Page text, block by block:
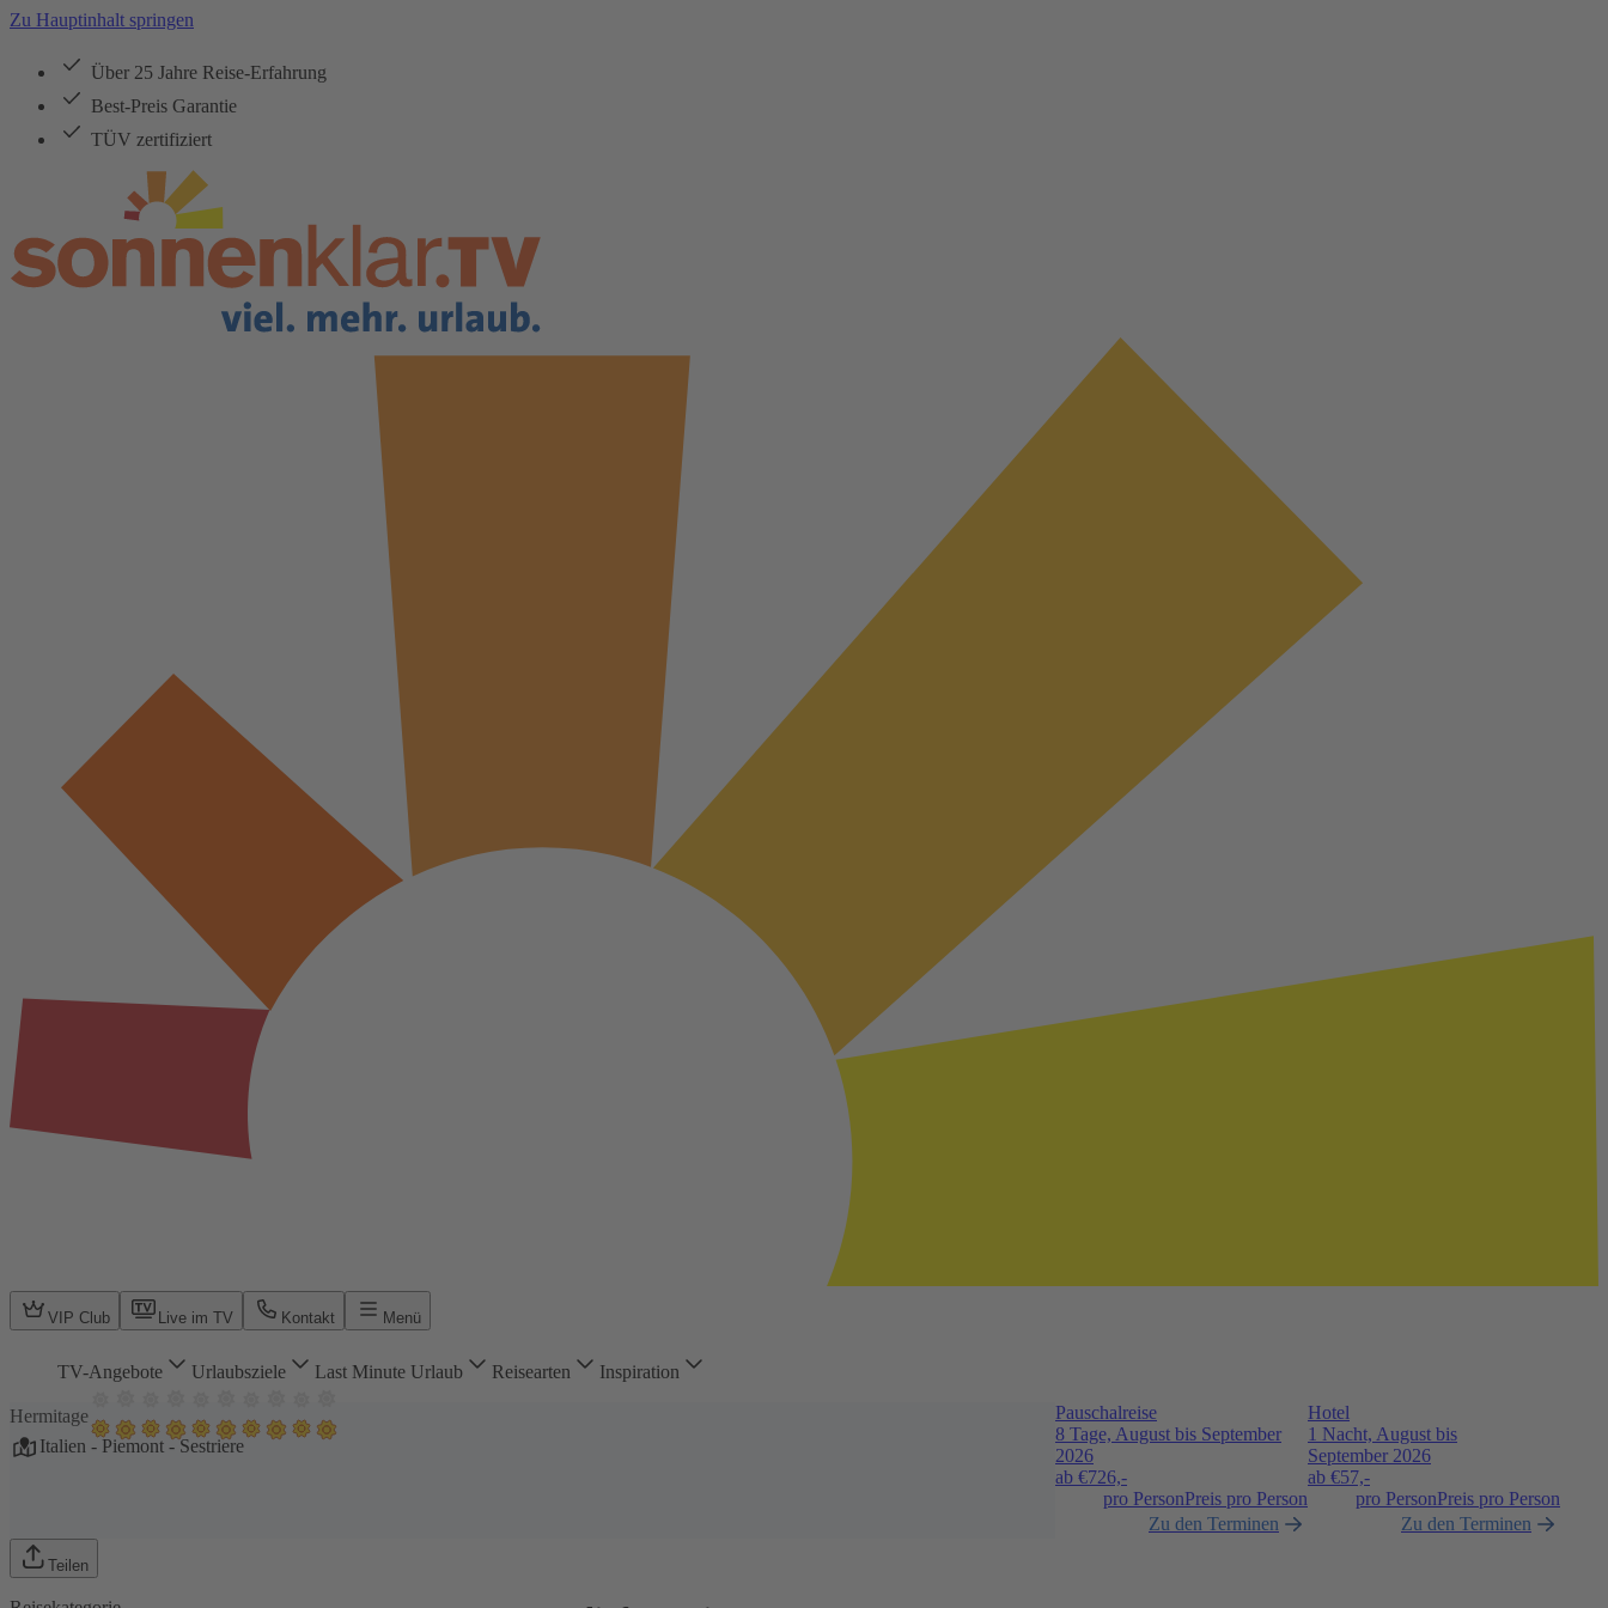
Zu Hauptinhalt springen
Über 25 Jahre Reise-Erfahrung
Best-Preis Garantie
TÜV zertifiziert
VIP Club Live im TV Kontakt Menü
TV-Angebote Urlaubsziele Last Minute Urlaub Reisearten Inspiration
Hermitage
Italien - Piemont -Sestriere
Pauschalreise
8 Tage, August bis September
2026
ab €726,-
pro PersonPreis pro Person
Zu den Terminen
Hotel
1 Nacht, August bis
September 2026
ab €57,-
pro PersonPreis pro Person
Zu den Terminen
Teilen